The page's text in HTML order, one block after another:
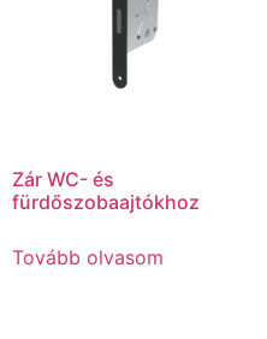
Zár WC- és
fürdőszobaajtókhoz
Tovább olvasom